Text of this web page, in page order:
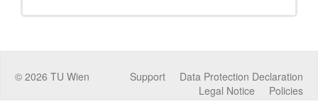
© 2026 TU Wien Data Protection Declaration
Support
Policies
Legal Notice